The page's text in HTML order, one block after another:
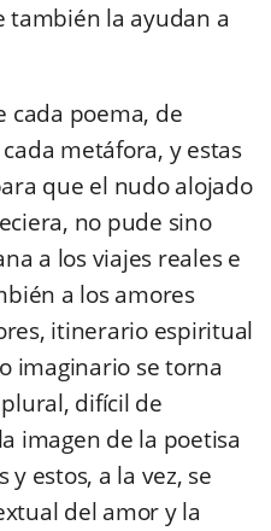
también la ayudan a
cada poema, de
metáfora, y estas
que el nudo alojado
no pude sino
a los viajes reales e
a los amores
itinerario espiritual
imaginario se torna
difícil de
imagen de la poetisa
estos, a la vez, se
del amor y la